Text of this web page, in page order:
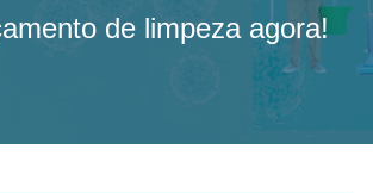
de limpeza agora!